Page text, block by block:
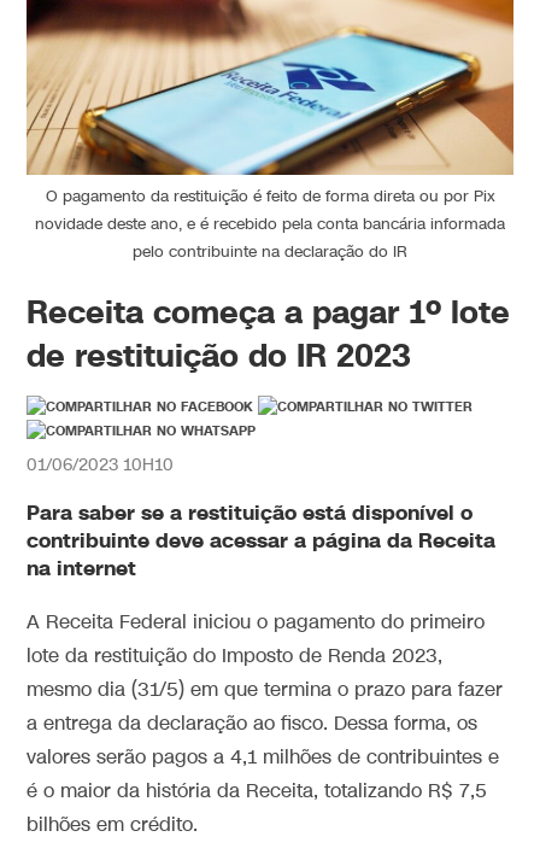
O pagamento da restituição é feito de forma direta ou por Pix
novidade deste ano, e é recebido pela conta bancária informada
pelo contribuinte na declaração do IR
Receita começa a pagar 1º lote
de restituição do IR 2023
01/06/2023 10H10
Para saber se a restituição está disponível o
contribuinte deve acessar a página da Receita
na internet
A Receita Federal iniciou o pagamento do primeiro
lote da restituição do Imposto de Renda 2023,
mesmo dia (31/5) em que termina o prazo para fazer
a entrega da declaração ao fisco. Dessa forma, os
valores serão pagos a 4,1 milhões de contribuintes e
é o maior da história da Receita, totalizando R$ 7,5
bilhões em crédito.